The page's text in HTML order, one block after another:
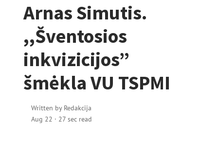
Arnas Simutis.
,,Šventosios
inkvizicijos”
šmėkla VU TSPMI
Written by Redakcija
Aug 22 · 27 sec read